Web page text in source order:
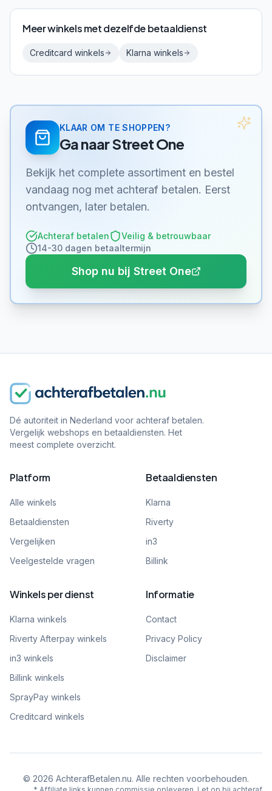
Meer winkels met dezelfde betaaldienst
Creditcard winkels Klarna winkels
KLAAR OM TE SHOPPEN?
Ga naarStreet One
Bekijk het complete assortiment en bestel
vandaag nog met achteraf betalen. Eerst
ontvangen, later betalen.
Achteraf betalen
Veilig & betrouwbaar
14-30 dagen betaaltermijn
Shop nu bij Street One
Dé autoriteit in Nederland voor achteraf betalen.
Vergelijk webshops en betaaldiensten. Het
meest complete overzicht.
Platform
Alle winkels
Betaaldiensten
Vergelijken
Veelgestelde vragen
Betaaldiensten
Klarna
Riverty
in3
Billink
Winkels per dienst
Klarna winkels
Riverty Afterpay winkels
in3 winkels
Billink winkels
SprayPay winkels
Creditcard winkels
Informatie
Contact
Privacy Policy
Disclaimer
© 2026 AchterafBetalen.nu. Alle rechten voorbehouden.